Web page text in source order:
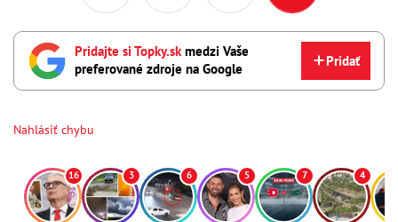
Pridajte si Topky.skmedzi Vaše
preferované zdroje na Google
Pridať
Nahlásiť chybu
16 3 6 5 7 4